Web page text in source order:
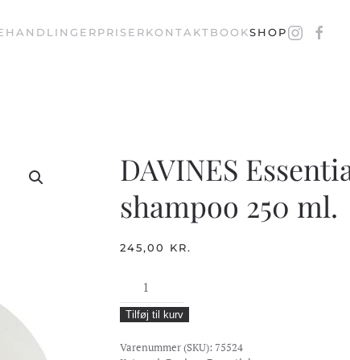
PRISERKONTAKTBOOKSHOP
DAVINES
shampoo 250 ml.
245,00 KR.
DAVINES
Essential
LOVE
Curl
Tilføj til kurv
Varenummer (SKU): 75524